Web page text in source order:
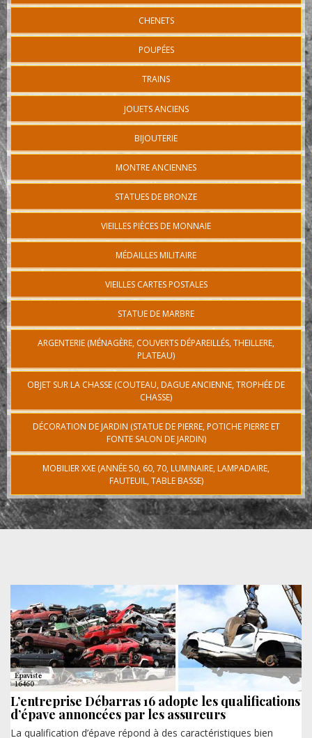
CHENETS
POUPÉES
TRAINS
JOUETS ANCIENS
BIJOUTERIE
MONTRE ANCIENNES
STATUES DE BRONZE
VIEILLES PIÈCES DE MONNAIE
MÉDAILLES MILITAIRE
VIEILLES CARTES POSTALES
STATUE DE MARBRE
ARGENTERIE (MÉNAGÈRE, COUVERTS DÉPAREILLÉS, THEILLERE,
PLATEAU)
OBJET SUR LA CHASSE (COUTEAU, DAGUE ANCIENNE, TROPHÉE DE
CHASSE)
DÉCORATION DE JARDIN (STATUE DE PIERRE, POTICHE PIERRE ET
FONTE SALON DE JARDIN)
MOBILIER XXE (ANNÉE 50, 60, 70, LUMINAIRE, LAMPADAIRE,
FAUTEUIL, TABLE BASSE)
L’entreprise Débarras 16 adopte les qualifications
d’épave annoncées par les assureurs
La qualification d’épave répond à des caractéristiques bien